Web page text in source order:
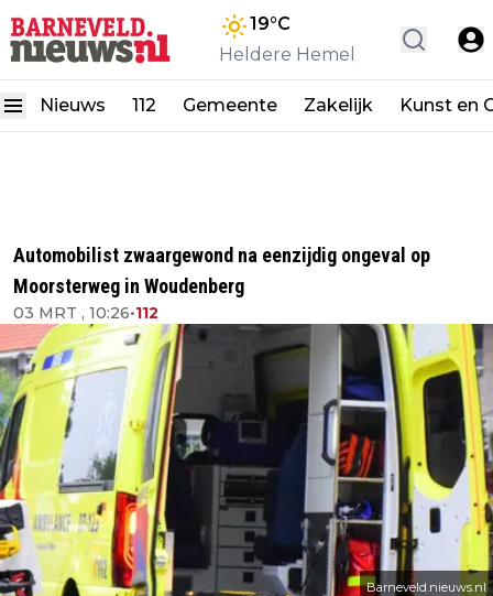
19°C
Heldere Hemel
Nieuws 112 Gemeente Zakelijk Kunst en
Automobilist zwaargewond na eenzijdig ongeval op
Moorsterweg in Woudenberg
03 MRT , 10:26•112
Barneveld.nieuws.nl